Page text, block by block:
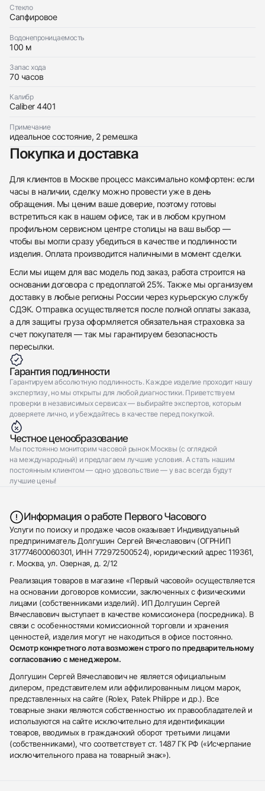
Стекло
Сапфировое
Водонепроницаемость
100 м
Запас хода
70 часов
Калибр
Caliber 4401
Примечание
идеальное состояние, 2 ремешка
Покупка и доставка
Для клиентов в Москве процесс максимально комфортен: если
часы в наличии, сделку можно провести уже в день
обращения. Мы ценим ваше доверие, поэтому готовы
встретиться как в нашем офисе, так и в любом крупном
профильном сервисном центре столицы на ваш выбор —
чтобы вы могли сразу убедиться в качестве и подлинности
изделия. Оплата производится наличными в момент сделки.
Если мы ищем для вас модель под заказ, работа строится на
основании договора с предоплатой 25%. Также мы организуем
доставку в любые регионы России через курьерскую службу
СДЭК. Отправка осуществляется после полной оплаты заказа,
а для защиты груза оформляется обязательная страховка за
счет покупателя — так мы гарантируем безопасность
пересылки.
Гарантия подлинности
Гарантируем абсолютную подлинность. Каждое изделие проходит нашу
экспертизу, но мы открыты для любой диагностики. Приветствуем
проверки в независимых сервисах — выбирайте экспертов, которым
доверяете лично, и убеждайтесь в качестве перед покупкой.
Честное ценообразование
Мы постоянно мониторим часовой рынок Москвы (с оглядкой
на международный) и предлагаем лучшие условия. А стать нашим
постоянным клиентом — одно удовольствие — у вас всегда будут
лучшие цены!
Информация о работе Первого Часового
Услуги по поиску и продаже часов оказывает Индивидуальный
предприниматель Долгушин Сергей Вячеславович (ОГРНИП
317774600060301, ИНН 772972500524), юридический адрес 119361,
г. Москва, ул. Озерная, д. 2/12
Реализация товаров в магазине «Первый часовой» осуществляется
на основании договоров комиссии, заключенных с физическими
лицами (собственниками изделий). ИП Долгушин Сергей
Вячеславович выступает в качестве комиссионера (посредника). В
связи с особенностями комиссионной торговли и хранения
ценностей, изделия могут не находиться в офисе постоянно.
Осмотр конкретного лота возможен строго по предварительному
согласованию с менеджером.
Долгушин Сергей Вячеславович не является официальным
дилером, представителем или аффилированным лицом марок,
представленных на сайте (Rolex, Patek Philippe и др.). Все
товарные знаки являются собственностью их правообладателей и
используются на сайте исключительно для идентификации
товаров, вводимых в гражданский оборот третьими лицами
(собственниками), что соответствует ст. 1487 ГК РФ («Исчерпание
исключительного права на товарный знак»).
Заказать эти часы
Оставьте ваши контактные данные и мы свяжемся
с вами
Audemars Piguet
Royal Oak Offshore Selfwinding Chronograph Rose
Gold And Ceramic 43 mm
Идеальное Коробка + Документы
$51,000
Трейд-ин часов
Оставьте ваши контактные данные и мы свяжемся
с вами
Audemars Piguet
Royal Oak Offshore Selfwinding Chronograph Rose
Gold And Ceramic 43 mm
ИдеальноеКоробка + Документы
$51,000
Отправить заявку